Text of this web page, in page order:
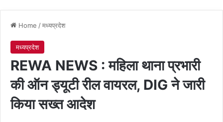
Home /मध्यप्रदेश
मध्यप्रदेश
REWA NEWS : महिला थाना प्रभारी
की ऑन ड्यूटी रील वायरल, DIG ने जारी
किया सख्त आदेश